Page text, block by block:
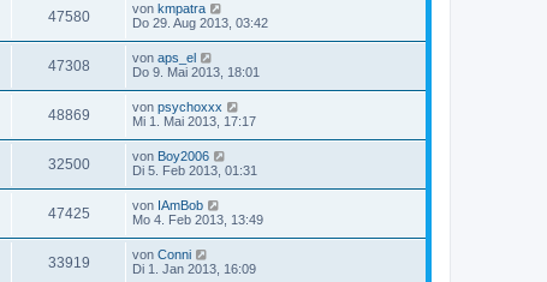
47580 von kmpatra
Do 29. Aug 2013, 03:42
47308 von aps_el
Do 9. Mai 2013, 18:01
48869 von psychoxxx
Mi 1. Mai 2013, 17:17
32500 von Boy2006
Di 5. Feb 2013, 01:31
47425 von IAmBob
Mo 4. Feb 2013, 13:49
33919 von Conni
Di 1. Jan 2013, 16:09